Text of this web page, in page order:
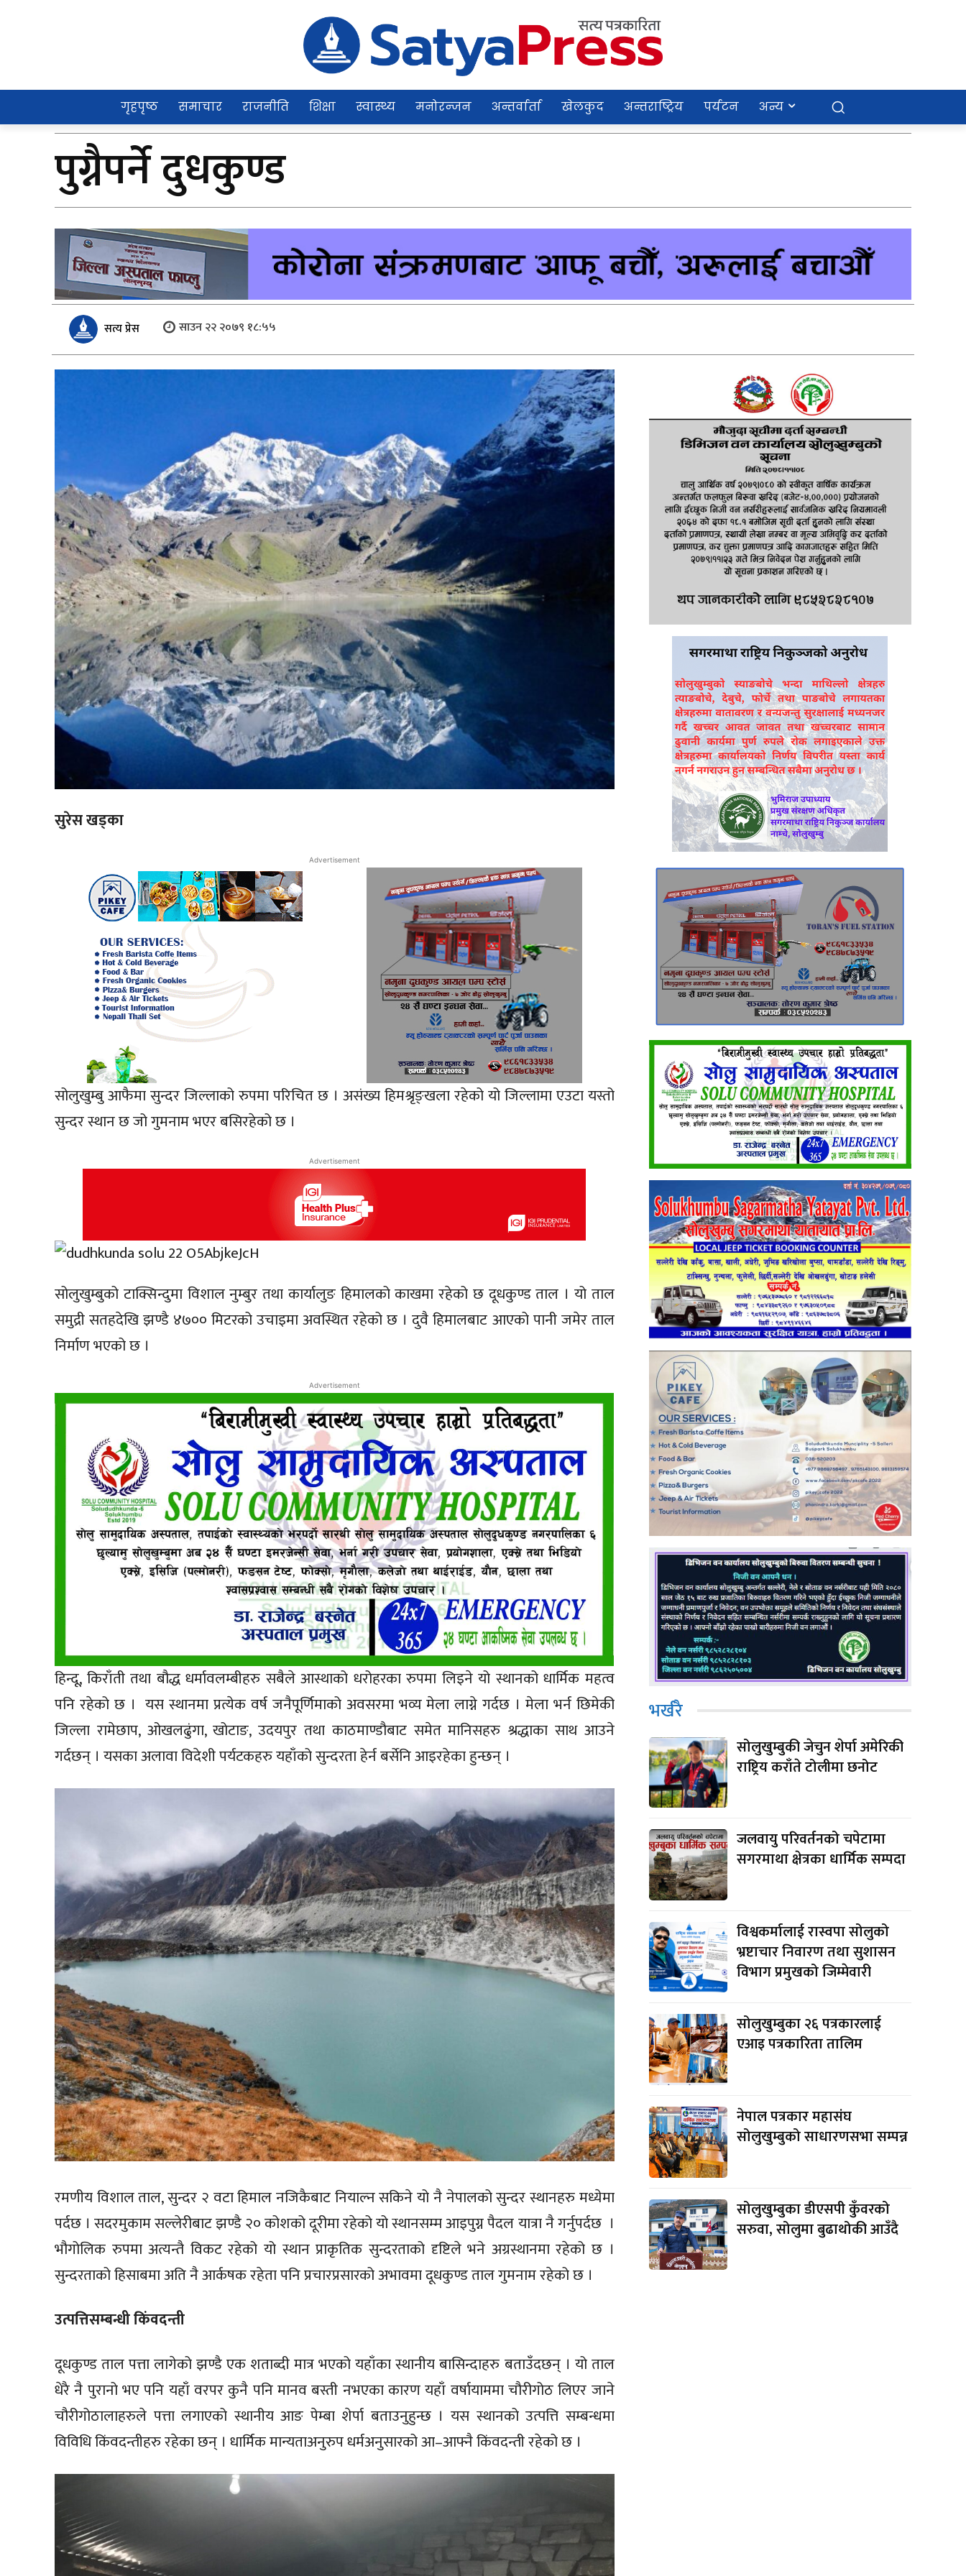
गृहपृष्ठ समाचार राजनीति शिक्षा स्वास्थ्य मनोरन्जन अन्तर्वार्ता खेलकुद अन्तराष्ट्रिय पर्यटन अन्य
पुग्नैपर्ने दुधकुण्ड
सत्य प्रेस साउन २२ २०७९ १८:५५
सुरेस खड्का
Advertisement
सोलुखुम्बु आफैमा सुन्दर जिल्लाको रुपमा परिचित छ । असंख्य हिमश्रृङ्खला रहेको यो जिल्लामा एउटा यस्तो
सुन्दर स्थान छ जो गुमनाम भएर बसिरहेको छ ।
Advertisement
सोलुखुम्बुको टाक्सिन्दुमा विशाल नुम्बुर तथा कार्यालुङ हिमालको काखमा रहेको छ दूधकुण्ड ताल । यो ताल
समुद्री सतहदेखि झण्डै ४७०० मिटरको उचाइमा अवस्थित रहेको छ । दुवै हिमालबाट आएको पानी जमेर ताल
निर्माण भएको छ ।
Advertisement
हिन्दू, किराँती तथा बौद्ध धर्मावलम्बीहरु सबैले आस्थाको धरोहरका रुपमा लिइने यो स्थानको धार्मिक महत्व
पनि रहेको छ । यस स्थानमा प्रत्येक वर्ष जनैपूर्णिमाको अवसरमा भव्य मेला लाग्ने गर्दछ । मेला भर्न छिमेकी
जिल्ला रामेछाप, ओखलढुंगा, खोटाङ, उदयपुर तथा काठमाण्डौबाट समेत मानिसहरु श्रद्धाका साथ आउने
गर्दछन् । यसका अलावा विदेशी पर्यटकहरु यहाँको सुन्दरता हेर्न बर्सेनि आइरहेका हुन्छन् ।
रमणीय विशाल ताल, सुन्दर २ वटा हिमाल नजिकैबाट नियाल्न सकिने यो नै नेपालको सुन्दर स्थानहरु मध्येमा
पर्दछ । सदरमुकाम सल्लेरीबाट झण्डै २० कोशको दूरीमा रहेको यो स्थानसम्म आइपुग्न पैदल यात्रा नै गर्नुपर्दछ ।
भौगोलिक रुपमा अत्यन्तै विकट रहेको यो स्थान प्राकृतिक सुन्दरताको दृष्टिले भने अग्रस्थानमा रहेको छ ।
सुन्दरताको हिसाबमा अति नै आर्कषक रहेता पनि प्रचारप्रसारको अभावमा दूधकुण्ड ताल गुमनाम रहेको छ ।
उत्पत्तिसम्बन्धी किंवदन्ती
दूधकुण्ड ताल पत्ता लागेको झण्डै एक शताब्दी मात्र भएको यहाँका स्थानीय बासिन्दाहरु बताउँदछन् । यो ताल
धेरै नै पुरानो भए पनि यहाँ वरपर कुनै पनि मानव बस्ती नभएका कारण यहाँ वर्षायाममा चौरीगोठ लिएर जाने
चौरीगोठालाहरुले पत्ता लगाएको स्थानीय आङ पेम्बा शेर्पा बताउनुहुन्छ । यस स्थानको उत्पत्ति सम्बन्धमा
विविधि किंवदन्तीहरु रहेका छन् । धार्मिक मान्यताअनुरुप धर्मअनुसारको आ–आफ्नै किंवदन्ती रहेको छ ।
भर्खरै
सोलुखुम्बुकी जेचुन शेर्पा अमेरिकी
राष्ट्रिय कराँते टोलीमा छनोट
जलवायु परिवर्तनको चपेटामा
सगरमाथा क्षेत्रका धार्मिक सम्पदा
विश्वकर्मालाई रास्वपा सोलुको
भ्रष्टाचार निवारण तथा सुशासन
विभाग प्रमुखको जिम्मेवारी
सोलुखुम्बुका २६ पत्रकारलाई
एआइ पत्रकारिता तालिम
नेपाल पत्रकार महासंघ
सोलुखुम्बुको साधारणसभा सम्पन्न
सोलुखुम्बुका डीएसपी कुँवरको
सरुवा, सोलुमा बुढाथोकी आउँदै